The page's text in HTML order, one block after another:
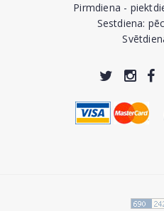
Pirmdiena -
Sestdiena: